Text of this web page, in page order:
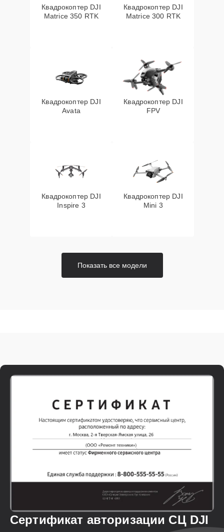
Квадрокоптер DJI
Matrice 350 RTK
Квадрокоптер DJI
Matrice 300 RTK
Квадрокоптер DJI
Avata
Квадрокоптер DJI
FPV
Квадрокоптер DJI
Inspire 3
Квадрокоптер DJI
Mini 3
Показать все модели
Сертификат авторизации СЦ DJI